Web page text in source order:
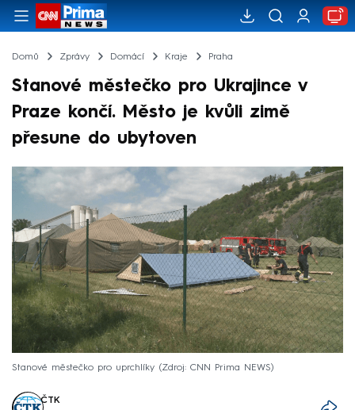
Domů Zprávy Domácí Kraje Praha
Stanové městečko pro Ukrajince v
Praze končí. Město je kvůli zimě
přesune do ubytoven
Stanové městečko pro uprchlíky Zdroj: CNN Prima NEWS
ČTK